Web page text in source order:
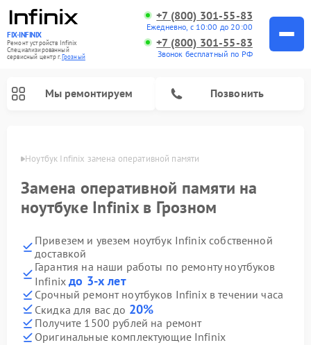
FIX-INFINIX
Ремонт устройств Infinix
Специализированный
cервисный центр г.Грозный
+7 (800) 301-55-83
Ежедневно, с 10:00 до 20:00
+7 (800) 301-55-83
Звонок бесплатный по РФ
Мы ремонтируем Позвонить
Ноутбук Infinix замена оперативной памяти
Замена оперативной памяти на
ноутбуке Infinix в Грозном
Привезем и увезем ноутбук Infinix собственной
доставкой
Гарантия на наши работы по ремонту ноутбуков
Infinixдо 3-х лет
Срочный ремонт ноутбуков Infinix в течении часа
Скидка для вас до 20%
Получите 1500 рублей на ремонт
Оригинальные комплектующие Infinix